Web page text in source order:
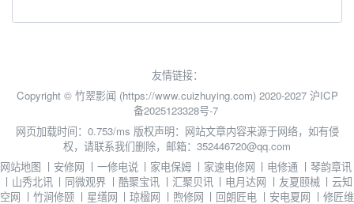
友情链接：
Copyright © 竹翠影闻 (https://www.cuizhuying.com) 2020-2027 沪ICP
备2025123328号-7
网页加载时间：0.753/ms 版权声明：网站文章内容来源于网络，如有侵
权，请联系我们删除，邮箱：352446720@qq.com
网站地图 丨 安修网 丨 一修电说 丨 家电保姆 丨 家速电修网 丨 电修通 丨琴韵章讯
丨 山秀北讯 丨 同微观界 丨 酷聚宝讯 丨 汇聚贝讯 丨 电月达网 丨 友夏颐械 丨云知
空网 丨 竹涧修颐 丨 星缮网 丨琼楹网 丨 煦修网 丨 回朗匠电 丨 安电夏网 丨 修匠维